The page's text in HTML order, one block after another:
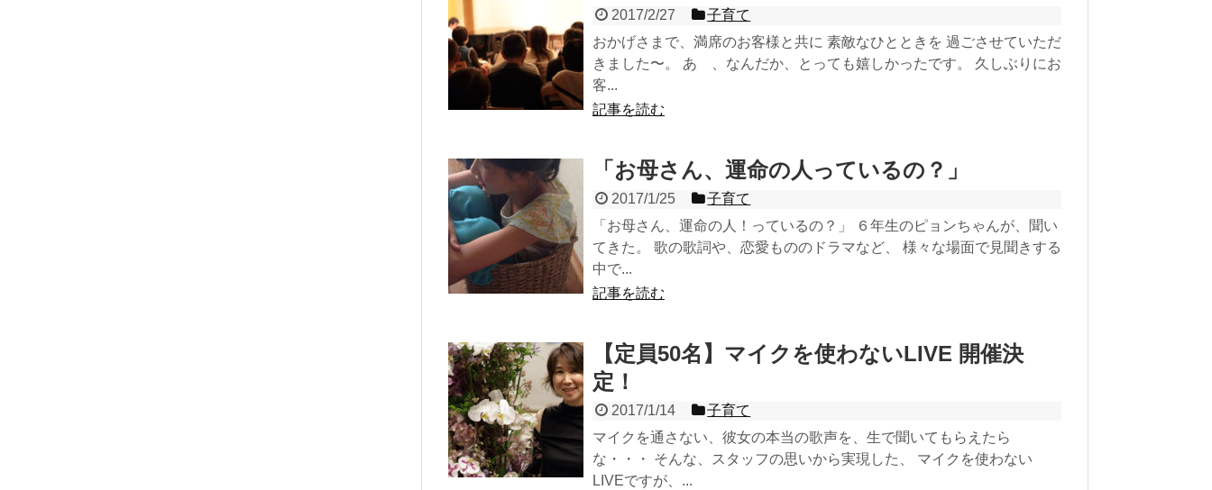
2017/2/27
子育て
おかげさまで、満席のお客様と共に 素敵なひとときを 過ごさせていただ
きました〜。 あゝ、なんだか、とっても嬉しかったです。 久しぶりにお
客...
記事を読む
「お母さん、運命の人っているの？」
2017/1/25
子育て
「お母さん、運命の人！っているの？」 ６年生のピョンちゃんが、聞い
てきた。 歌の歌詞や、恋愛もののドラマなど、 様々な場面で見聞きする
中で...
記事を読む
【定員50名】マイクを使わないLIVE 開催決
定！
2017/1/14
子育て
マイクを通さない、彼女の本当の歌声を、生で聞いてもらえたら
な・・・ そんな、スタッフの思いから実現した、 マイクを使わない
LIVEですが、...